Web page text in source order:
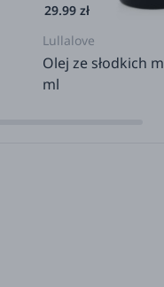
29.99 zł
Lullalove
Olej ze słodkich
ml